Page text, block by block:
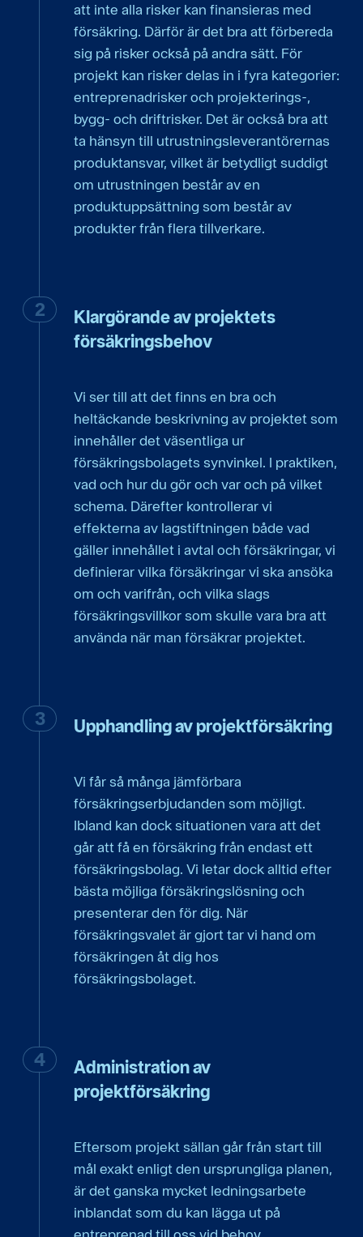
att inte alla risker kan finansieras med
försäkring. Därför är det bra att förbereda
sig på risker också på andra sätt. För
projekt kan risker delas in i fyra kategorier:
entreprenadrisker och projekterings-,
bygg- och driftrisker. Det är också bra att
ta hänsyn till utrustningsleverantörernas
produktansvar, vilket är betydligt suddigt
om utrustningen består av en
produktuppsättning som består av
produkter från flera tillverkare.
Klargörande av projektets
försäkringsbehov
Vi ser till att det finns en bra och
heltäckande beskrivning av projektet som
innehåller det väsentliga ur
försäkringsbolagets synvinkel. I praktiken,
vad och hur du gör och var och på vilket
schema. Därefter kontrollerar vi
effekterna av lagstiftningen både vad
gäller innehållet i avtal och försäkringar, vi
definierar vilka försäkringar vi ska ansöka
om och varifrån, och vilka slags
försäkringsvillkor som skulle vara bra att
använda när man försäkrar projektet.
Upphandling av projektförsäkring
Vi får så många jämförbara
försäkringserbjudanden som möjligt.
Ibland kan dock situationen vara att det
går att få en försäkring från endast ett
försäkringsbolag. Vi letar dock alltid efter
bästa möjliga försäkringslösning och
presenterar den för dig. När
försäkringsvalet är gjort tar vi hand om
försäkringen åt dig hos
försäkringsbolaget.
Administration av
projektförsäkring
Eftersom projekt sällan går från start till
mål exakt enligt den ursprungliga planen,
är det ganska mycket ledningsarbete
inblandat som du kan lägga ut på